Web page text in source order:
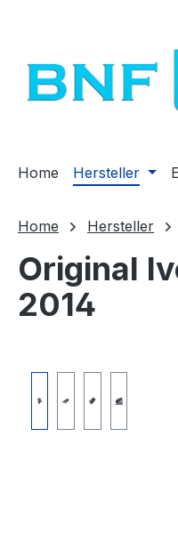
Home Hersteller
Home Hersteller
Original
2014